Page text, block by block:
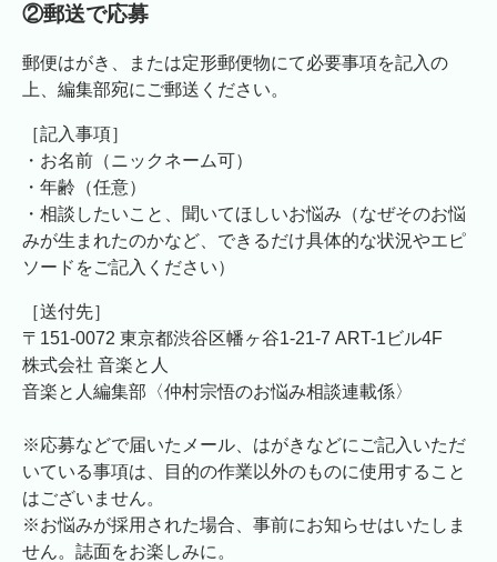
②郵送で応募
郵便はがき、または定形郵便物にて必要事項を記入の
上、編集部宛にご郵送ください。
［記入事項］
・お名前（ニックネーム可）
・年齢（任意）
・相談したいこと、聞いてほしいお悩み（なぜそのお悩
みが生まれたのかなど、できるだけ具体的な状況やエピ
ソードをご記入ください）
［送付先］
〒151-0072 東京都渋谷区幡ヶ谷1-21-7 ART-1ビル4F
株式会社 音楽と人
音楽と人編集部〈仲村宗悟のお悩み相談連載係〉
※応募などで届いたメール、はがきなどにご記入いただ
いている事項は、目的の作業以外のものに使用すること
はございません。
※お悩みが採用された場合、事前にお知らせはいたしま
せん。誌面をお楽しみに。